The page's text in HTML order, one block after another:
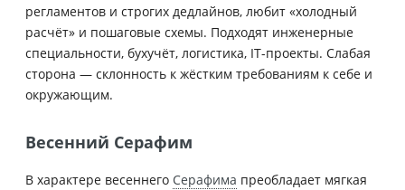
регламентов и строгих дедлайнов, любит «холодный
расчёт» и пошаговые схемы. Подходят инженерные
специальности, бухучёт, логистика, IT-проекты. Слабая
сторона — склонность к жёстким требованиям к себе и
окружающим.
Весенний Серафим
В характере весеннего Серафима преобладает мягкая